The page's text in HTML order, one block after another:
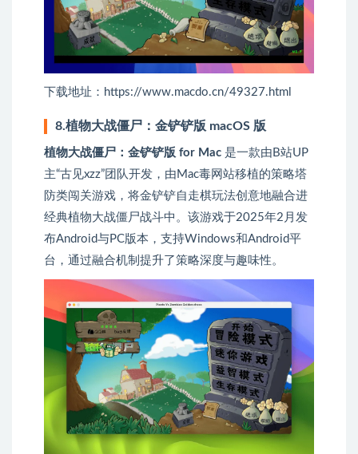
下载地址：https://www.macdo.cn/49327.html
8.植物大战僵尸：金铲铲版 macOS 版
植物大战僵尸：金铲铲版 for Mac 是一款由B站UP
主“古见xzz”团队开发，由Mac毒网站移植的策略塔
防类闯关游戏，将金铲铲自走棋玩法创意地融合进
经典植物大战僵尸战斗中。该游戏于2025年2月发
布Android与PC版本，支持Windows和Android平
台，通过融合机制提升了策略深度与趣味性。